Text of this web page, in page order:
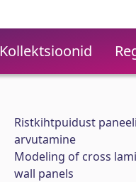
Kollektsioonid
Ristkihtpuidust
arvutamine
Modeling of cross
wall panels